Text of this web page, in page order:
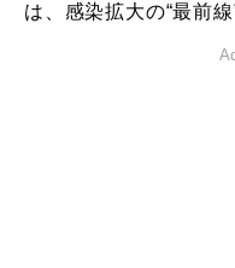
は、感染拡大の“最前